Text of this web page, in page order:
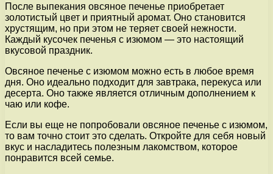
После выпекания овсяное печенье приобретает
золотистый цвет и приятный аромат. Оно становится
хрустящим, но при этом не теряет своей нежности.
Каждый кусочек печенья с изюмом — это настоящий
вкусовой праздник.
Овсяное печенье с изюмом можно есть в любое время
дня. Оно идеально подходит для завтрака, перекуса или
десерта. Оно также является отличным дополнением к
чаю или кофе.
Если вы еще не попробовали овсяное печенье с изюмом,
то вам точно стоит это сделать. Откройте для себя новый
вкус и насладитесь полезным лакомством, которое
понравится всей семье.